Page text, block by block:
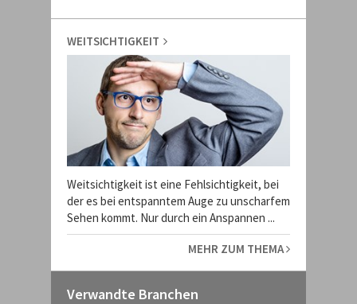
WEITSICHTIGKEIT
Weitsichtigkeit ist eine Fehlsichtigkeit, bei
der es bei entspanntem Auge zu unscharfem
Sehen kommt. Nur durch ein Anspannen ...
MEHR ZUM THEMA
Verwandte Branchen